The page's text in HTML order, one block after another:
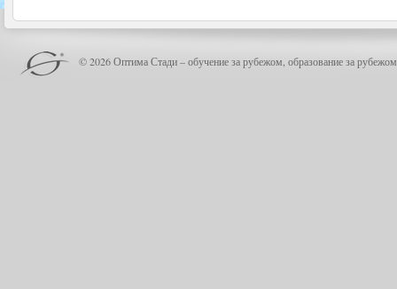
© 2026 Оптима Стади – обучение за рубежом, образование за